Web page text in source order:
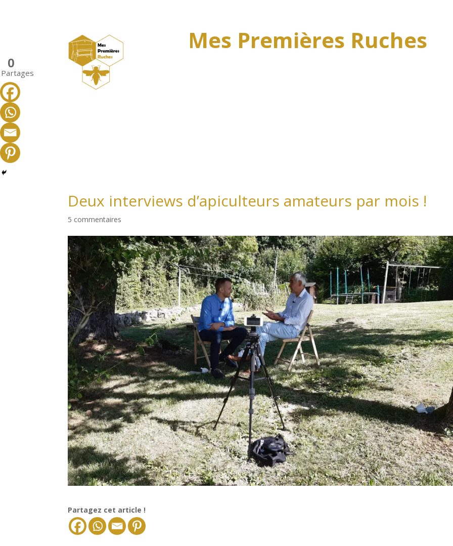
Mes Premières Ruches
Deux interviews d’apiculteurs amateurs par mois !
5 commentaires
Partagez cet article !
0
Partages